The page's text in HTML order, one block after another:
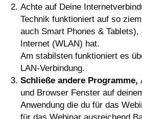
Achte auf Deine
Technik funktioniert auf so
auch Smart Phones & Tablets),
Internet (WLAN) hat.
Am stabilsten funktioniert es
LAN-Verbindung.
Schließe andere Programme,
und Browser Fenster auf
Anwendung die du für das